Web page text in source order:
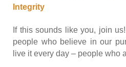
Integrity
If this sounds like you, join
people who believe in our
live it every day – people who